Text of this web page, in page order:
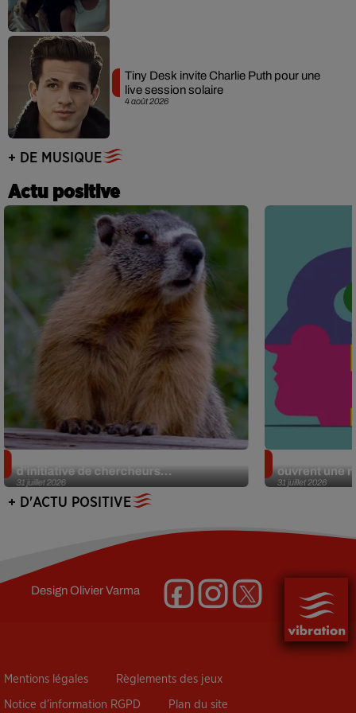
4 août 2026
Tiny Desk invite Charlie Puth pour une
live session solaire
+ DE MUSIQUE
Actu positive
31 juillet 2026
d’initiative de chercheurs...
31 juillet 2026
ouvrent une
+ D'ACTU POSITIVE
DesignOlivier Varma
Mentions légales Règlements des jeux
Notice d’information RGPD Plan du site